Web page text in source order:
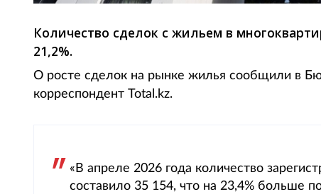
Количество сделок с жильем в
21,2%.
О росте сделок на рынке жилья сообщили в
корреспондент Total.kz.
«В апреле 2026 года количество
составило 35 154, что на 23,4% больше